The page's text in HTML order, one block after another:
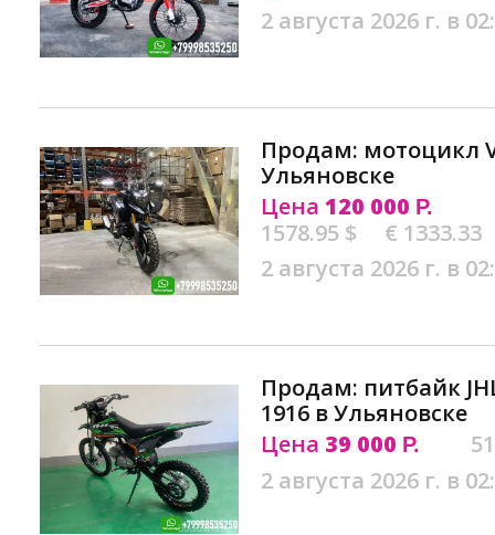
2 августа 2026 г. в
Продам: мотоцикл
Ульяновске
Цена 120 000 Р.
1578.95 $
€ 1333.33
2 августа 2026 г. в
Продам: питбайк
1916 в Ульяновске
Цена 39 000 Р.
2 августа 2026 г. в